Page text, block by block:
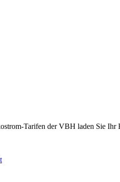
Tarifen der VBH laden Sie Ihr